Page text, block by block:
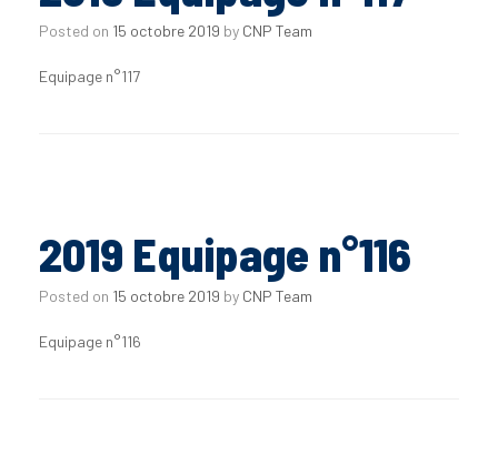
Posted on 15 octobre 2019 by CNP Team
Equipage n°117
2019 Equipage n°116
Posted on 15 octobre 2019 by CNP Team
Equipage n°116